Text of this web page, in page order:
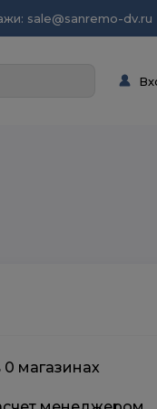
sale@sanremo-dv.ru
магазинах